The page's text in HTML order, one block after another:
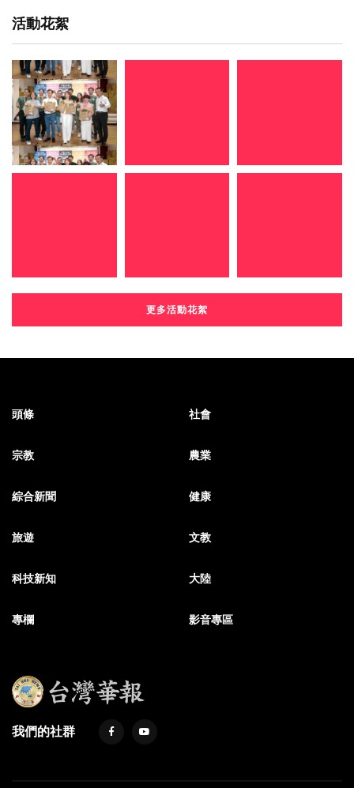
活動花絮
更多活動花絮
頭條 社會
宗教 農業
綜合新聞 健康
旅遊 文教
科技新知 大陸
專欄 影音專區
我們的社群